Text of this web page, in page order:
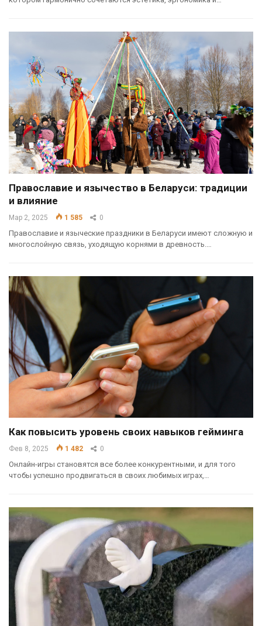
Православие и язычество в Беларуси: традиции
и влияние
Мар 2, 2025 1 585 0
Православие и языческие праздники в Беларуси имеют сложную и
многослойную связь, уходящую корнями в древность.…
Как повысить уровень своих навыков гейминга
Фев 8, 2025 1 482 0
Онлайн-игры становятся все более конкурентными, и для того
чтобы успешно продвигаться в своих любимых играх,…